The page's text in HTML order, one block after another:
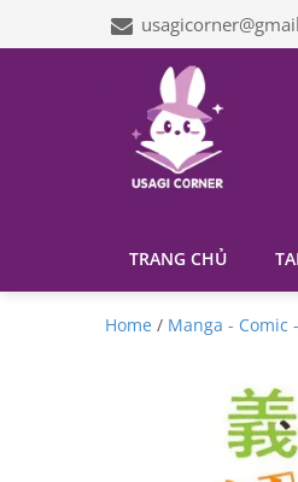
TRANG CHỦ
Home / Manga - Comic